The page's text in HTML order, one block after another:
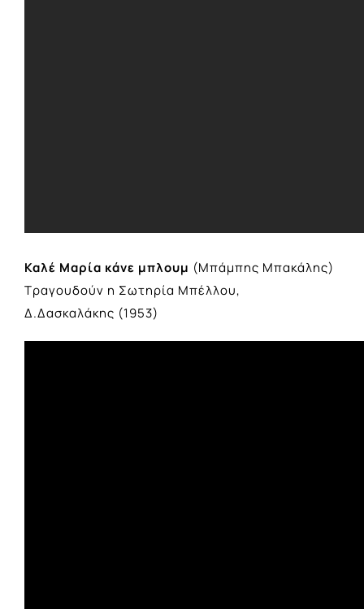
Καλέ Μαρία κάνε μπλουμ (Μπάμπης Μπακάλης)
Τραγουδούν η Σωτηρία Μπέλλου,
Δ.Δασκαλάκης (1953)